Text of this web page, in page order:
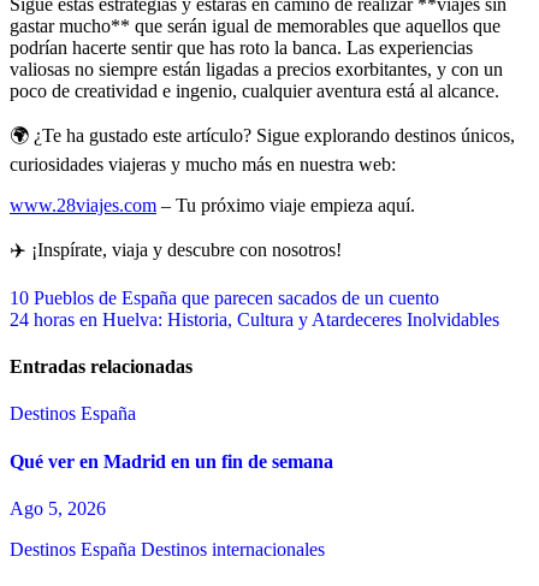
gastar mucho** que serán igual de memorables que aquellos que
podrían hacerte sentir que has roto la banca. Las experiencias
valiosas no siempre están ligadas a precios exorbitantes, y con un
poco de creatividad e ingenio, cualquier aventura está al alcance.
🌍 ¿Te ha gustado este artículo? Sigue explorando destinos únicos,
curiosidades viajeras y mucho más en nuestra web:
www.28viajes.com – Tu próximo viaje empieza aquí.
✈️ ¡Inspírate, viaja y descubre con nosotros!
Navegación
de
entradas
10 Pueblos de España que parecen sacados de un cuento
24 horas en Huelva: Historia, Cultura y Atardeceres Inolvidables
Entradas relacionadas
Destinos España
Qué ver en Madrid en un fin de semana
Ago 5, 2026
Destinos España Destinos internacionales